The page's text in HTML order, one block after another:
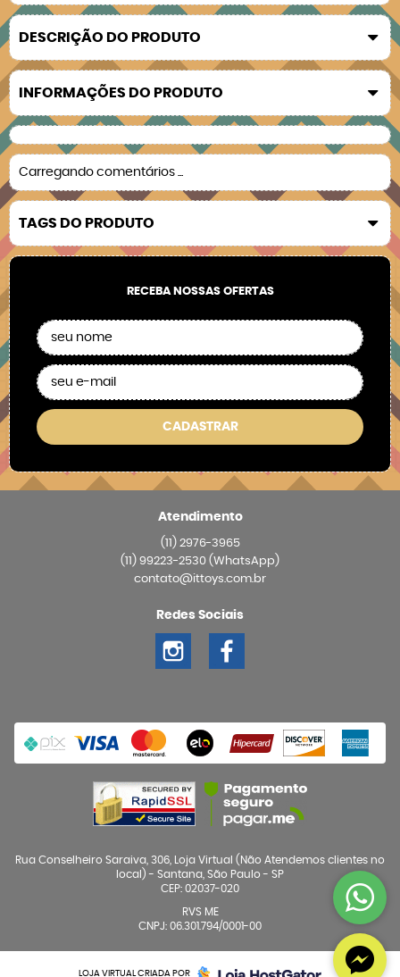
DESCRIÇÃO DO PRODUTO
INFORMAÇÕES DO PRODUTO
Carregando comentários ...
TAGS DO PRODUTO
RECEBA NOSSAS OFERTAS
CADASTRAR
Atendimento
(11)2976-3965
(11) 99223-2530 (WhatsApp)
contato@ittoys.com.br
Redes Sociais
Rua Conselheiro Saraiva, 306, Loja Virtual (Não Atendemos clientes no
local) - Santana, São Paulo - SP
CEP: 02037-020
RVS ME
CNPJ: 06.301.794/0001-00
LOJA VIRTUAL CRIADA POR